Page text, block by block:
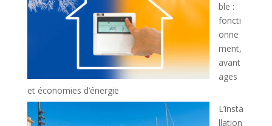
ble :
foncti
onne
ment,
avant
ages
et économies d’énergie
L’insta
llation